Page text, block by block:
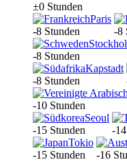
±0 Stunden
Paris
-8 Stunden
-8
-8 Stunden
Kapstadt
-8 Stunden
-10 Stunden
Seoul
-15 Stunden
-
Tokio
-15 Stunden
-16